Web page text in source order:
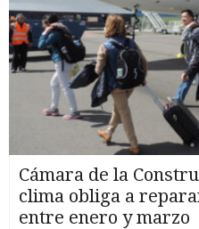
Cámara de la
clima obliga a
entre enero y marzo